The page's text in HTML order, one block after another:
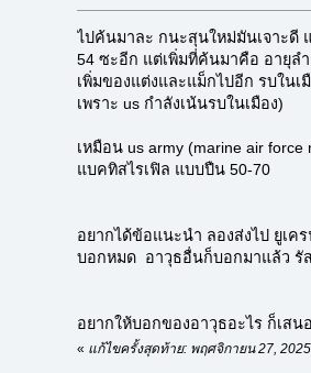
ไปค้นมาละ กนะสุนใหม่มันเจาะดี
54 ซะอีก แต่เพิ่มที่ค้นมาคือ อายุล
เพิ่มของแต่งและแม็กไปอีก รบใน
เพราะ us กำลังเน้นรบในเมือง)
เหมือน us army (marine air
แบคทิสไรเฟิล แบบปืน 50-70
อยากได้ข้อแนะนำ ลองส่งไป ยูเ
บอกหมด อาวุธอื่นก็บอกมาแล้ว รั
อยากให้บอกของอาวุธอะไร ก็เสน
« แก้ไขครั้งสุดท้าย: พฤศจิกายน 27,